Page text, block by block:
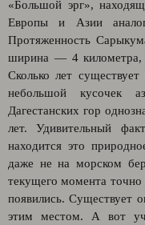
«Большой эрг»,
Европы и Азии
Протяженность
ширина — 4
Сколько лет
небольшой кусочек
Дагестанских гор
лет. Удивительный
находится это
даже не на морском
текущего момента точно
появились. Существует
этим местом. А вот